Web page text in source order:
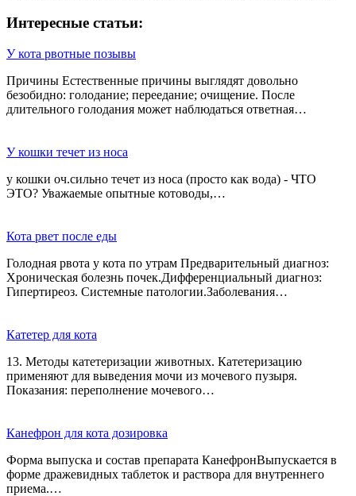
Интересные статьи:
У кота рвотные позывы
Причины Естественные причины выглядят довольно
безобидно: голодание; переедание; очищение. После
длительного голодания может наблюдаться ответная…
У кошки течет из носа
у кошки оч.сильно течет из носа (просто как вода) - ЧТО
ЭТО? Уважаемые опытные котоводы,…
Кота рвет после еды
Голодная рвота у кота по утрам Предварительный диагноз:
Хроническая болезнь почек.Дифференциальный диагноз:
Гипертиреоз. Системные патологии.Заболевания…
Катетер для кота
13. Методы катетеризации животных. Катетеризацию
применяют для выведения мочи из мо­чевого пузыря.
Показания: переполнение мочевого…
Канефрон для кота дозировка
Форма выпуска и состав препарата КанефронВыпускается в
форме дражевидных таблеток и раствора для внутреннего
приема.…